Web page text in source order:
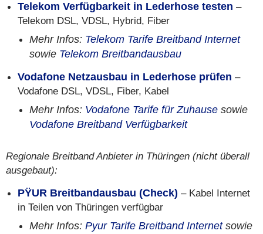
Telekom Verfügbarkeit in Lederhose testen –
Telekom DSL, VDSL, Hybrid, Fiber
Mehr Infos: Telekom Tarife Breitband Internet
sowie Telekom Breitbandausbau
Vodafone Netzausbau in Lederhose prüfen –
Vodafone DSL, VDSL, Fiber, Kabel
Mehr Infos: Vodafone Tarife für Zuhause sowie
Vodafone Breitband Verfügbarkeit
Regionale Breitband Anbieter in Thüringen (nicht überall
ausgebaut):
PŸUR Breitbandausbau (Check) – Kabel Internet
in Teilen von Thüringen verfügbar
Mehr Infos: Pyur Tarife Breitband Internetsowie